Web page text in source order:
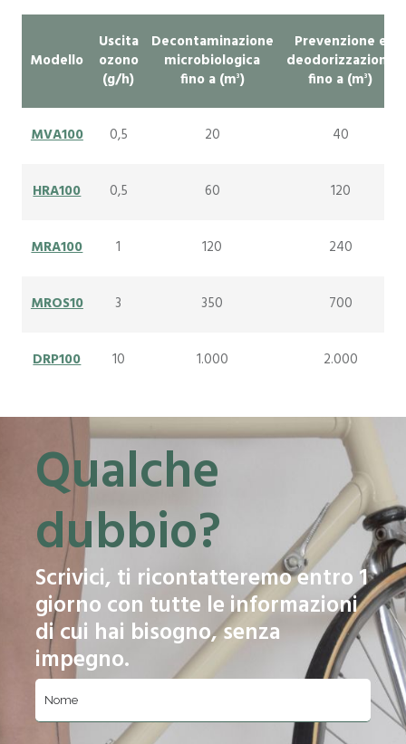
Modello
Uscita
ozono
(g/h)
Decontaminazione
microbiologica
fino a (m3)
Prevenzione e
deodorizzazione
fino a (m3)
MVA100 0,5 20 40
HRA100 0,5 60 120
MRA100 1 120 240
MROS10 3 350 700
DRP100 10 1.000 2.000
Qualche
dubbio?
Scrivici, ti ricontatteremo entro 1
giorno con tutte le informazioni
di cui hai bisogno, senza
impegno.